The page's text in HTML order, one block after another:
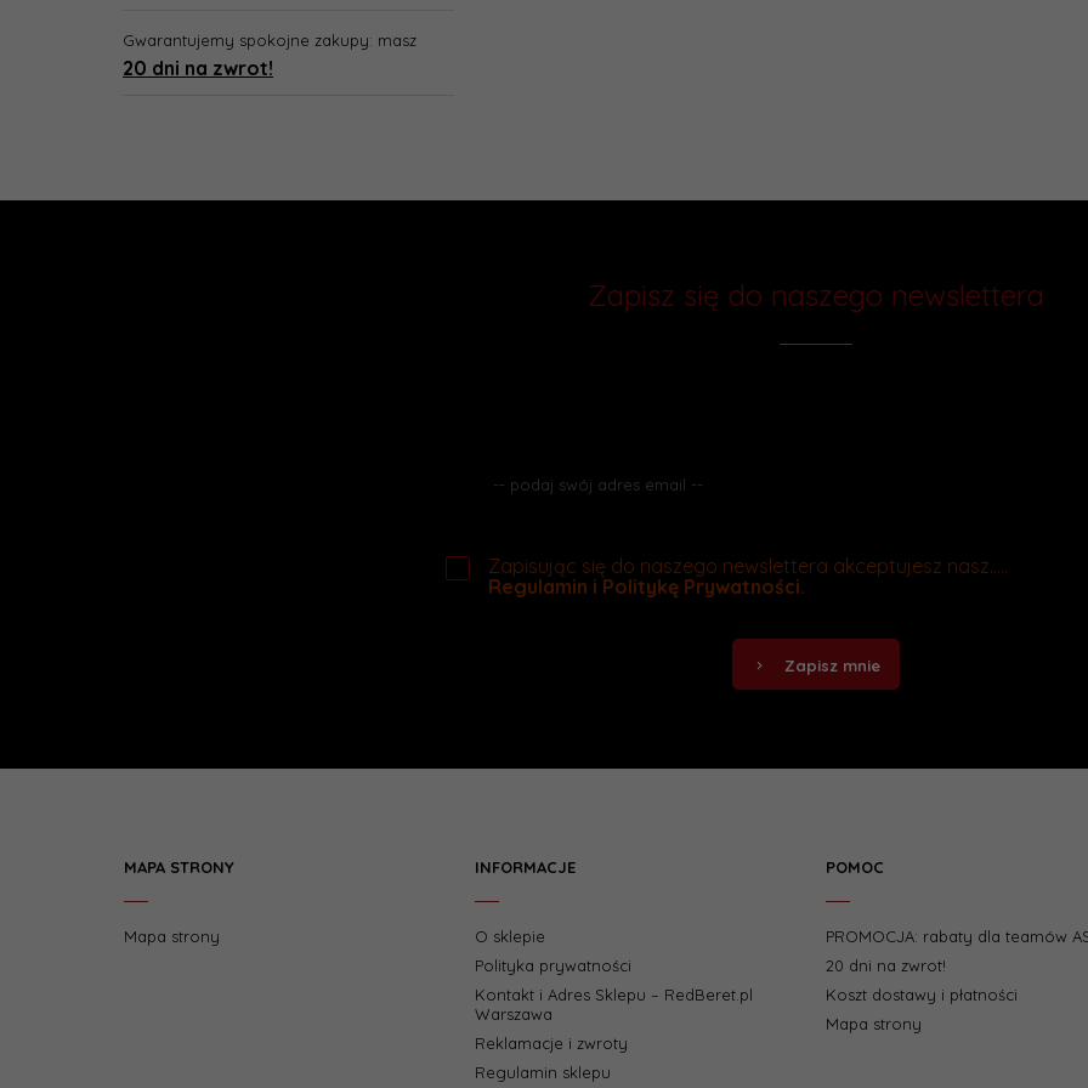
Gwarantujemy spokojne zakupy: masz
20 dni na zwrot!
Zapisz się do naszego newslettera
Zapisując się do naszego newslettera akceptujesz nasz.....
Regulamin i Politykę Prywatności.
Zapisz mnie
MAPA STRONY
Mapa strony
INFORMACJE
O sklepie
Polityka prywatności
Kontakt i Adres Sklepu – RedBeret.pl
Warszawa
Reklamacje i zwroty
Regulamin sklepu
POMOC
PROMOCJA: rabaty dla teamów
20 dni na zwrot!
Koszt dostawy i płatności
Mapa strony